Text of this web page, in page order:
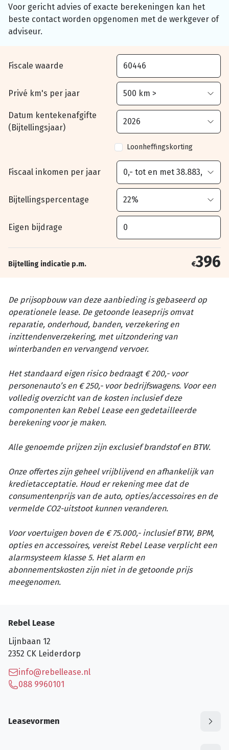
Voor gericht advies of exacte berekeningen kan het
beste contact worden opgenomen met de werkgever of
adviseur.
Fiscale waarde
Privé km's per jaar
Datum kentekenafgifte
(Bijtellingsjaar)
Loonheffingskorting
Fiscaal inkomen per jaar
Bijtellingspercentage
Eigen bijdrage
Bijtelling indicatie p.m. €396
De prijsopbouw van deze aanbieding is gebaseerd op
operationele lease. De getoonde leaseprijs omvat
reparatie, onderhoud, banden, verzekering en
inzittendenverzekering, met uitzondering van
winterbanden en vervangend vervoer.
Het standaard eigen risico bedraagt € 200,- voor
personenauto’s en € 250,- voor bedrijfswagens. Voor een
volledig overzicht van de kosten inclusief deze
componenten kan Rebel Lease een gedetailleerde
berekening voor je maken.
Alle genoemde prijzen zijn exclusief brandstof en BTW.
Onze offertes zijn geheel vrijblijvend en afhankelijk van
kredietacceptatie. Houd er rekening mee dat de
consumentenprijs van de auto, opties/accessoires en de
vermelde CO2-uitstoot kunnen veranderen.
Voor voertuigen boven de € 75.000,- inclusief BTW, BPM,
opties en accessoires, vereist Rebel Lease verplicht een
alarmsysteem klasse 5. Het alarm en
abonnementskosten zijn niet in de getoonde prijs
meegenomen.
Rebel Lease
Lijnbaan 12
2352 CK Leiderdorp
info@rebellease.nl
088 9960101
Leasevormen